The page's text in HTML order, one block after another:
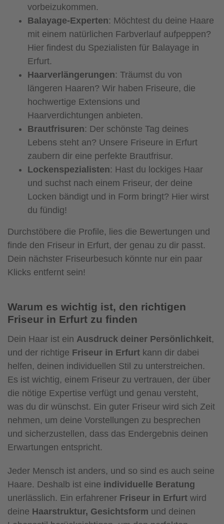
vorbeizukommen.
Balayage-Experten: Möchtest du deine Haare
mit einem natürlichen Farbverlauf aufpeppen?
Hier findest du Spezialisten für Balayage in
Erfurt.
Haarverlängerungen: Träumst du von
längeren Haaren? Wir haben Friseure, die
hochwertige Extensions und
Haarverdichtungen anbieten.
Brautfrisuren: Der schönste Tag deines
Lebens steht an? Unsere Friseure in Erfurt
zaubern dir eine perfekte Brautfrisur.
Lockenspezialisten: Hast du lockiges Haar
und suchst nach einem Friseur, der deine
Locken bändigt und in Form bringt? Hier wirst
du fündig!
Durchstöbere die Profile, lies die Bewertungen und
finde den Friseur in Erfurt, der genau zu dir passt.
Dein nächster Friseurbesuch könnte nur ein paar
Klicks entfernt sein!
Warum es wichtig ist, den richtigen
Friseur in Erfurt zu finden
Dein Haar ist ein Ausdruck deiner Persönlichkeit,
und der richtige Friseur in Erfurt kann dir dabei
helfen, deinen individuellen Stil zu unterstreichen.
Es ist wichtig, einem Friseur zu vertrauen, der über
die nötige Expertise verfügt und genau versteht,
was du dir wünschst. Ein guter Friseur wird sich Zeit
nehmen, um deine Vorstellungen zu besprechen
und sicherzustellen, dass das Endergebnis deinen
Erwartungen entspricht.
Jeder Mensch ist anders, und so sind es auch seine
Haare. Deshalb ist eine individuelle Beratung
unerlässlich. Ein erfahrener Friseur in Erfurt wird
deine Haarstruktur, Gesichtsform und deinen